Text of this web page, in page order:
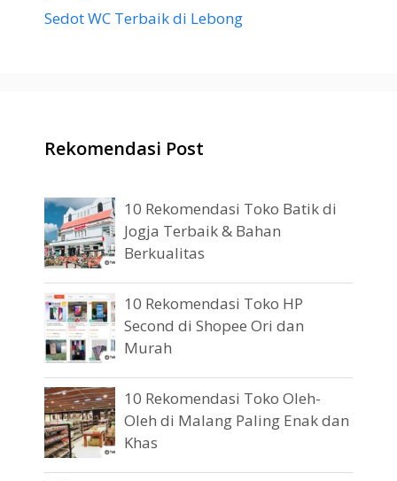
Sedot WC Terbaik di Lebong
Rekomendasi Post
10 Rekomendasi Toko Batik di
Jogja Terbaik & Bahan
Berkualitas
10 Rekomendasi Toko HP
Second di Shopee Ori dan
Murah
10 Rekomendasi Toko Oleh-
Oleh di Malang Paling Enak dan
Khas